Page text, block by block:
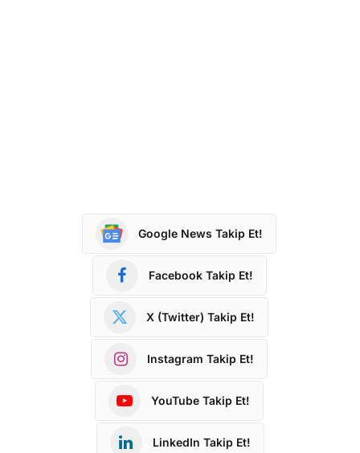
Google News Takip Et!
Facebook Takip Et!
X (Twitter) Takip Et!
Instagram Takip Et!
YouTube Takip Et!
LinkedIn Takip Et!